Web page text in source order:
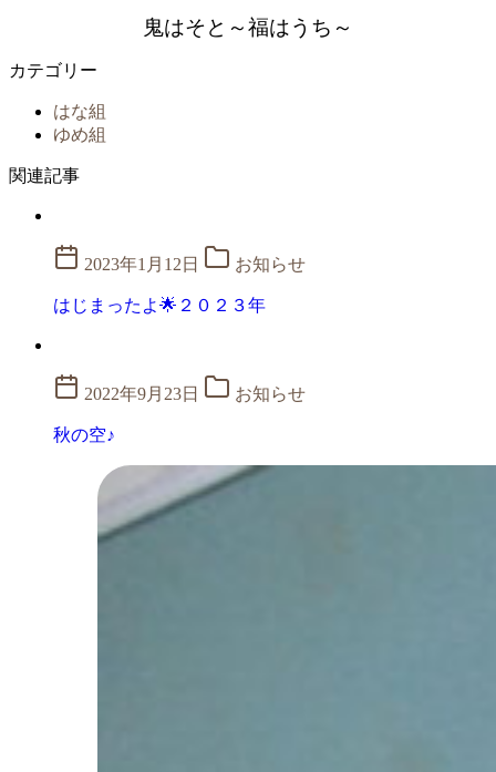
鬼はそと～福はうち～
カテゴリー
はな組
ゆめ組
関連記事
2023年1月12日 お知らせ
はじまったよ🌟２０２３年
2022年9月23日 お知らせ
秋の空♪